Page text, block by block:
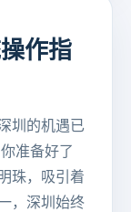
作指
圳的机遇已
准备好了
珠，吸引着
，深圳始终